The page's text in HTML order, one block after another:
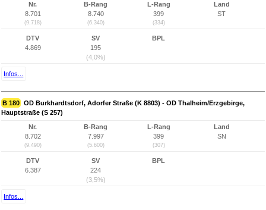
Nr.
8.701
(9.718)
B-Rang
8.740
(6.340)
L-Rang
399
(334)
Land
ST
DTV
4.869
SV
195
(4,0%)
BPL
Infos...
B 180 OD Burkhardtsdorf, Adorfer Straße (K 8803) - OD Thalheim/Erzgebirge,
Hauptstraße (S 257)
Nr.
8.702
(9.490)
B-Rang
7.997
(5.600)
L-Rang
399
(307)
Land
SN
DTV
6.387
SV
224
(3,5%)
BPL
Infos...